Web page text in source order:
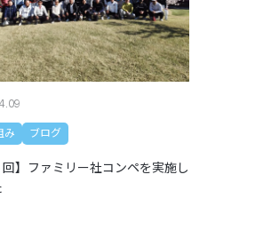
み ブログ
回】ファミリー社コンペを実施し